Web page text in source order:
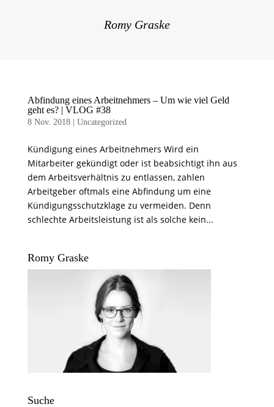
Romy Graske
Abfindung eines Arbeitnehmers – Um wie viel Geld
geht es? | VLOG #38
8 Nov. 2018| Uncategorized
Kündigung eines Arbeitnehmers Wird ein
Mitarbeiter gekündigt oder ist beabsichtigt ihn aus
dem Arbeitsverhältnis zu entlassen, zahlen
Arbeitgeber oftmals eine Abfindung um eine
Kündigungsschutzklage zu vermeiden. Denn
schlechte Arbeitsleistung ist als solche kein...
Romy Graske
Suche